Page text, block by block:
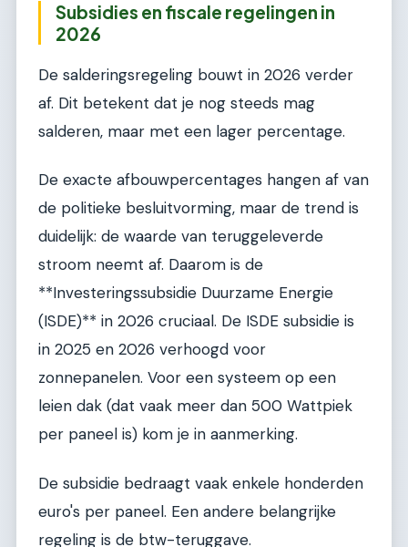
Subsidies en fiscale regelingen in
2026
De salderingsregeling bouwt in 2026 verder
af. Dit betekent dat je nog steeds mag
salderen, maar met een lager percentage.
De exacte afbouwpercentages hangen af van
de politieke besluitvorming, maar de trend is
duidelijk: de waarde van teruggeleverde
stroom neemt af. Daarom is de
**Investeringssubsidie Duurzame Energie
(ISDE)** in 2026 cruciaal. De ISDE subsidie is
in 2025 en 2026 verhoogd voor
zonnepanelen. Voor een systeem op een
leien dak (dat vaak meer dan 500 Wattpiek
per paneel is) kom je in aanmerking.
De subsidie bedraagt vaak enkele honderden
euro's per paneel. Een andere belangrijke
regeling is de btw-teruggave.